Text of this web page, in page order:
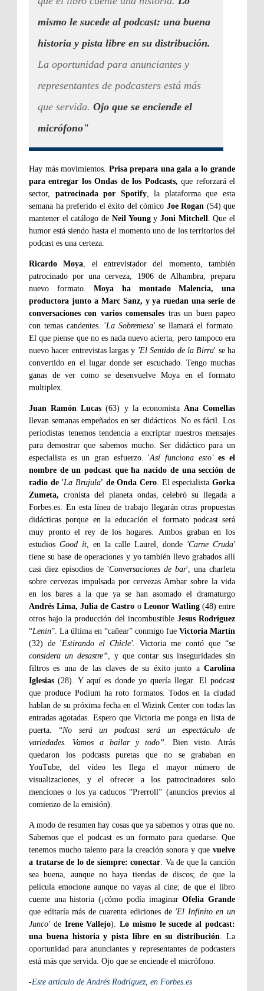
mismo le sucede al podcast: una buena
historia y pista libre en su distribución.
La oportunidad para anunciantes y
representantes de podcasters está más
que servida. Ojo que se enciende el
micrófono"
Hay más movimientos. Prisa prepara una gala a lo grande
para entregar los Ondas de los Podcasts, que reforzará el
sector, patrocinada por Spotify, la plataforma que esta
semana ha preferido el éxito del cómico Joe Rogan (54) que
mantener el catálogo de Neil Youngy Joni Mitchell. Que el
humor está siendo hasta el momento uno de los territorios del
podcast es una certeza.
Ricardo Moya, el entrevistador del momento, también
patrocinado por una cerveza, 1906 de Alhambra, prepara
nuevo formato.Moya ha montado Malencia, una
productora junto a Marc Sanz, y ya ruedan una serie de
conversaciones con varios comensales tras un buen papeo
con temas candentes. 'La Sobremesa' se llamará el formato.
El que piense que no es nada nuevo acierta, pero tampoco era
nuevo hacer entrevistas largas y 'El Sentido de la Birra' se ha
convertido en el lugar donde ser escuchado. Tengo muchas
ganas de ver como se desenvuelve Moya en el formato
multiplex.
Juan Ramón Lucas (63) y la economista Ana Comellas
llevan semanas empeñados en ser didácticos. No es fácil. Los
periodistas tenemos tendencia a encriptar nuestros mensajes
para demostrar que sabemos mucho. Ser didáctico para un
especialista es un gran esfuerzo. 'Así funciona esto'es el
nombre de un podcast que ha nacido de una sección de
radio de 'La Brujula' de Onda Cero. El especialistaGorka
Zumeta, cronista del planeta ondas, celebró su llegada a
Forbes.es. En esta línea de trabajo llegarán otras propuestas
didácticas porque en la educación el formato podcast será
muy pronto el rey de los hogares. Ambos graban en los
estudios Good it, en la calle Laurel, donde 'Carne Cruda'
tiene su base de operaciones y yo también llevo grabados allí
casi diez episodios de 'Conversaciones de bar', una charleta
sobre cervezas impulsada por cervezas Ambar sobre la vida
en los bares a la que ya se han asomado el dramaturgo
Andrés Lima, Julia de Castro o Leonor Watling (48) entre
otros bajo la producción del incombustible Jesus Rodríguez
“Lenin”. La última en “cañear” conmigo fue Victoria Martín
(32) de 'Estirando el Chicle'. Victoria me contó que “se
considera un desastre”, y que contar sus inseguridades sin
filtros es una de las claves de su éxito junto a Carolina
Iglesias (28). Y aquí es donde yo quería llegar. El podcast
que produce Podium ha roto formatos. Todos en la ciudad
hablan de su próxima fecha en el Wizink Center con todas las
entradas agotadas. Espero que Victoria me ponga en lista de
puerta. “No será un podcast será un espectáculo de
variedades. Vamos a bailar y todo”. Bien visto. Atrás
quedaron los podcasts puretas que no se grababan en
YouTube, del vídeo les llega el mayor número de
visualizaciones, y el ofrecer a los patrocinadores solo
menciones o los ya caducos “Prerroll” (anuncios previos al
comienzo de la emisión).
A modo de resumen hay cosas que ya sabemos y otras que no.
Sabemos que el podcast es un formato para quedarse. Que
tenemos mucho talento para la creación sonora y que vuelve
a tratarse de lo de siempre: conectar. Va de que la canción
sea buena, aunque no haya tiendas de discos; de que la
película emocione aunque no vayas al cine; de que el libro
cuente una historia (¡cómo podía imaginarOfelia Grande
que editaría más de cuarenta ediciones de 'El Infinito en un
Junco' de Irene Vallejo).Lo mismo le sucede al podcast:
una buena historia y pista libre en su distribución. La
oportunidad para anunciantes y representantes de podcasters
está más que servida. Ojo que se enciende el micrófono.
-Este artículo de Andrés Rodríguez, en Forbes.es